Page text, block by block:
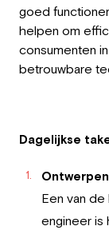
goed
helpen om
consumenten
betrouwbare
Dagelijkse
Een van
engineer is